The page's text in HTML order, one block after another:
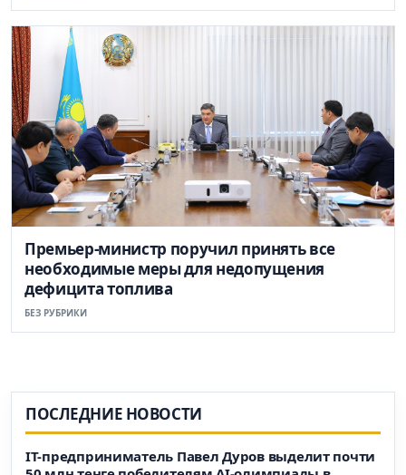
Премьер-министр поручил принять все
необходимые меры для недопущения
дефицита топлива
БЕЗ РУБРИКИ
ПОСЛЕДНИЕ НОВОСТИ
IT-предприниматель Павел Дуров выделит почти